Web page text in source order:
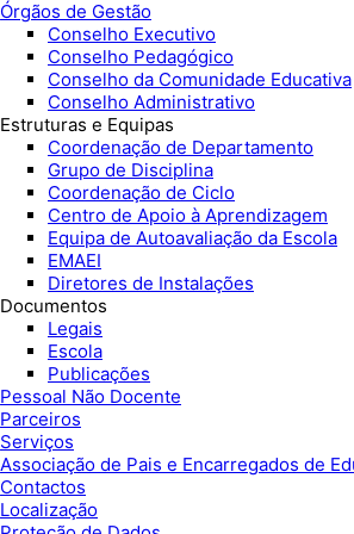
Órgãos de Gestão
Conselho Executivo
Conselho Pedagógico
Conselho da Comunidade Educativa
Conselho Administrativo
Estruturas e Equipas
Coordenação de Departamento
Grupo de Disciplina
Coordenação de Ciclo
Centro de Apoio à Aprendizagem
Equipa de Autoavaliação da Escola
EMAEI
Diretores de Instalações
Documentos
Legais
Escola
Publicações
Pessoal Não Docente
Parceiros
Serviços
Associação de Pais e Encarregados de
Contactos
Localização